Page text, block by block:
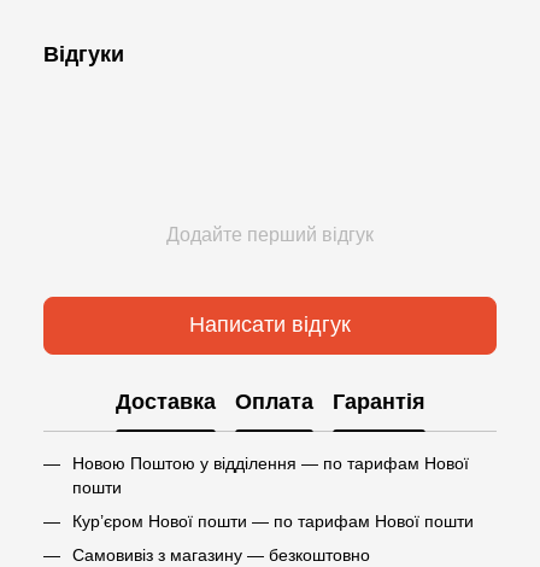
Відгуки
Додайте перший відгук
Написати відгук
Доставка Оплата Гарантія
Новою Поштою у відділення — по тарифам Нової
пошти
Кур’єром Нової пошти — по тарифам Нової пошти
Самовивіз з магазину — безкоштовно